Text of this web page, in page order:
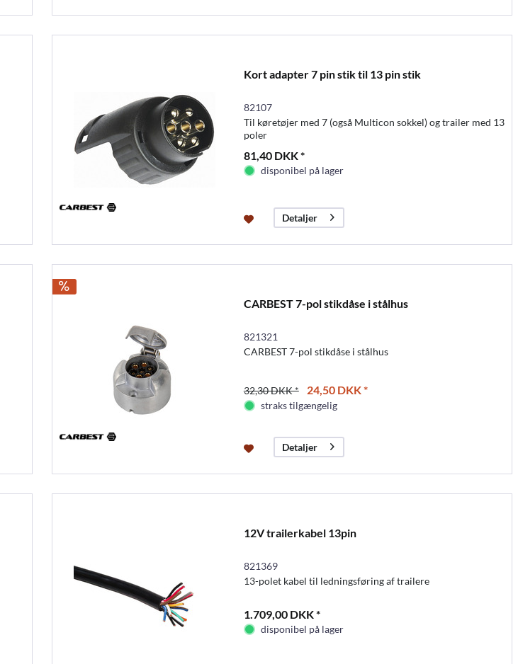
Kort adapter 7 pin stik til 13 pin stik
82107
Til køretøjer med 7 (også Multicon sokkel) og trailer med 13
poler
81,40 DKK *
disponibel på lager
Detaljer
CARBEST 7-pol stikdåse i stålhus
821321
CARBEST 7-pol stikdåse i stålhus
32,30 DKK * 24,50 DKK *
straks tilgængelig
Detaljer
12V trailerkabel 13pin
821369
13-polet kabel til ledningsføring af trailere
1.709,00 DKK *
disponibel på lager